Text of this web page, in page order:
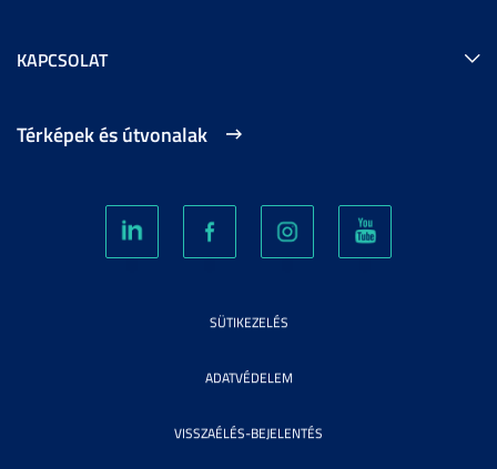
KAPCSOLAT
Térképek és útvonalak
SÜTIKEZELÉS
ADATVÉDELEM
VISSZAÉLÉS-BEJELENTÉS